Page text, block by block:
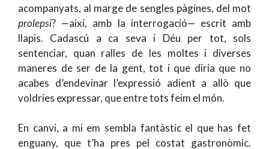
acompanyats, al marge de sengles pàgines, del mot
prolepsi? —així, amb la interrogació— escrit amb
llapis. Cadascú a ca seva i Déu per tot, sols
sentenciar, quan ralles de les moltes i diverses
maneres de ser de la gent, tot i que diria que no
acabes d’endevinar l’expressió adient a allò que
voldries expressar, que entre tots feim el món.
En canvi, a mi em sembla fantàstic el que has fet
enguany, que t’ha pres pel costat gastronòmic.